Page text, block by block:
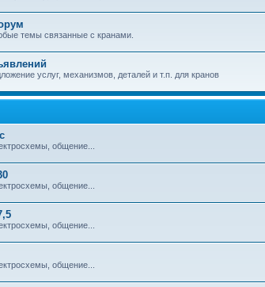
темы связанные с кранами.
услуг, механизмов, деталей и т.п. для кранов
общение...
общение...
общение...
общение...